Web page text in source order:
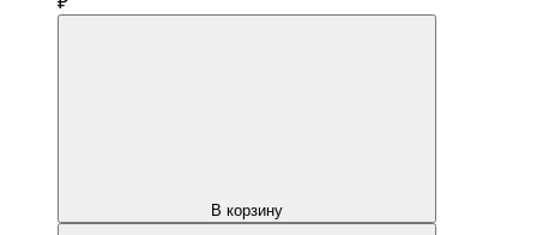
В корзину